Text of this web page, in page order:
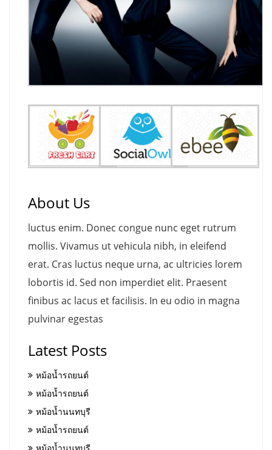
About Us
luctus enim. Donec congue nunc eget rutrum
mollis. Vivamus ut vehicula nibh, in eleifend
erat. Cras luctus neque urna, ac ultricies lorem
lobortis id. Sed non imperdiet elit. Praesent
finibus ac lacus et facilisis. In eu odio in magna
pulvinar egestas
Latest Posts
หม้อน้ำรถยนต์
หม้อน้ำรถยนต์
หม้อน้ำนนทบุรี
หม้อน้ำรถยนต์